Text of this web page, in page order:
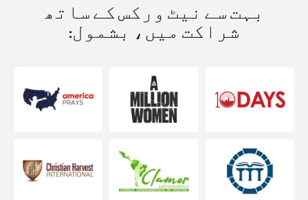
بہت سے نیٹ ورکس کے ساتھ
شراکت میں، بشمول: